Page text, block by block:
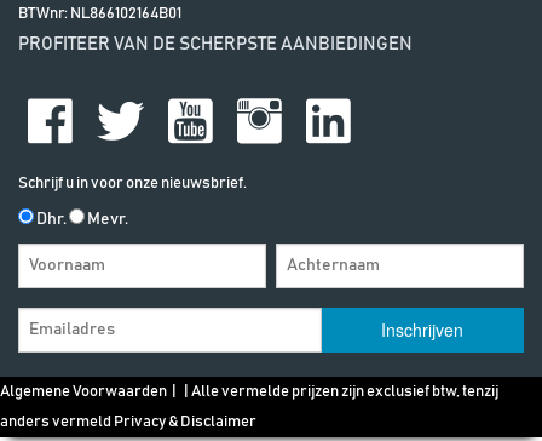
BTWnr: NL866102164B01
PROFITEER VAN DE SCHERPSTE AANBIEDINGEN
Schrijf u in voor onze nieuwsbrief.
Dhr. Mevr.
Algemene Voorwaarden | | Alle vermelde prijzen zijn exclusief btw, tenzij
anders vermeld Privacy & Disclaimer